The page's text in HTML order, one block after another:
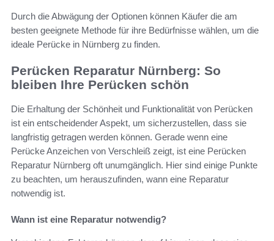
Durch die Abwägung der Optionen können Käufer die am
besten geeignete Methode für ihre Bedürfnisse wählen, um die
ideale Perücke in Nürnberg zu finden.
Perücken Reparatur Nürnberg: So
bleiben Ihre Perücken schön
Die Erhaltung der Schönheit und Funktionalität von Perücken
ist ein entscheidender Aspekt, um sicherzustellen, dass sie
langfristig getragen werden können. Gerade wenn eine
Perücke Anzeichen von Verschleiß zeigt, ist eine Perücken
Reparatur Nürnberg oft unumgänglich. Hier sind einige Punkte
zu beachten, um herauszufinden, wann eine Reparatur
notwendig ist.
Wann ist eine Reparatur notwendig?